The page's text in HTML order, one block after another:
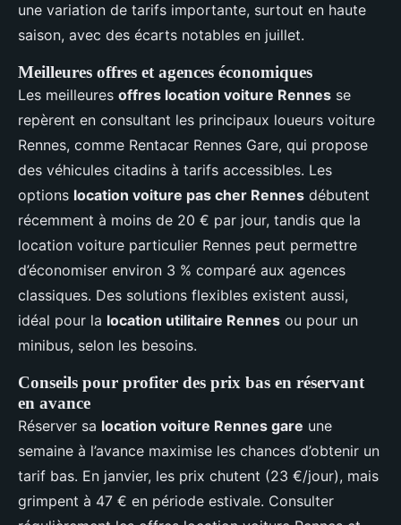
une variation de tarifs importante, surtout en haute
saison, avec des écarts notables en juillet.
Meilleures offres et agences économiques
Les meilleures offres location voiture Rennes se
repèrent en consultant les principaux loueurs voiture
Rennes, comme Rentacar Rennes Gare, qui propose
des véhicules citadins à tarifs accessibles. Les
options location voiture pas cher Rennes débutent
récemment à moins de 20 € par jour, tandis que la
location voiture particulier Rennes peut permettre
d’économiser environ 3 % comparé aux agences
classiques. Des solutions flexibles existent aussi,
idéal pour la location utilitaire Rennes ou pour un
minibus, selon les besoins.
Conseils pour profiter des prix bas en réservant
en avance
Réserver sa location voiture Rennes gare une
semaine à l’avance maximise les chances d’obtenir un
tarif bas. En janvier, les prix chutent (23 €/jour), mais
grimpent à 47 € en période estivale. Consulter